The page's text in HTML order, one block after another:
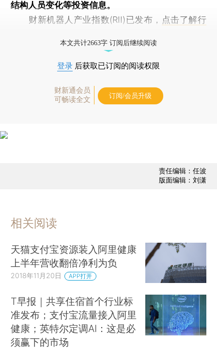
结构人员变化等投资信息。
财新机器人产业指数(RII)已发布， 点击了解行
本文共计2663字 订阅后继续阅读
登录 后获取已订阅的阅读权限
财新通会员
可畅读全文
订阅/会员升级
责任编辑：任波
版面编辑：刘潇
相关阅读
天猫支付宝资源装入阿里健康
上半年营收翻倍净利为负
2018年11月20日 APP打开
T早报｜共享住宿首个行业标
准发布；支付宝流量接入阿里
健康；英特尔定调AI：这是必
须赢下的市场